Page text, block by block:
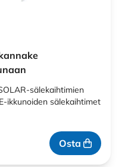
sälekaihtimien
ikkunoiden sälekaihtimet
Osta